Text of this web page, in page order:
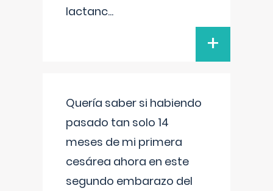
lactanc...
+
Quería saber si habiendo
pasado tan solo 14
meses de mi primera
cesárea ahora en este
segundo embarazo del